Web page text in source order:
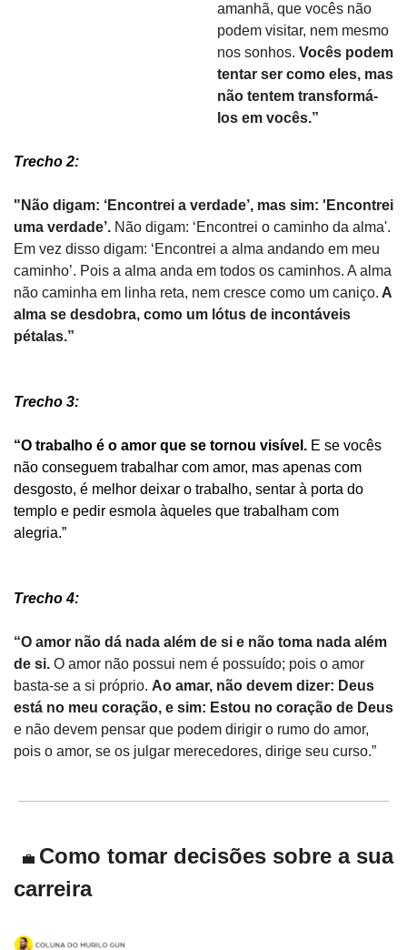
amanhã, que vocês não
podem visitar, nem mesmo
nos sonhos. Vocês podem
tentar ser como eles, mas
não tentem transformá-
los em vocês.”
Trecho 2:
"Não digam: ‘Encontrei a verdade’, mas sim: 'Encontrei
uma verdade’. Não digam: ‘Encontrei o caminho da alma'.
Em vez disso digam: ‘Encontrei a alma andando em meu
caminho’. Pois a alma anda em todos os caminhos. A alma
não caminha em linha reta, nem cresce como um caniço. A
alma se desdobra, como um lótus de incontáveis
pétalas.”
Trecho 3:
“O trabalho é o amor que se tornou visível. E se vocês
não conseguem trabalhar com amor, mas apenas com
desgosto, é melhor deixar o trabalho, sentar à porta do
templo e pedir esmola àqueles que trabalham com
alegria.”
Trecho 4:
“O amor não dá nada além de si e não toma nada além
de si. O amor não possui nem é possuído; pois o amor
basta-se a si próprio. Ao amar, não devem dizer: Deus
está no meu coração, e sim: Estou no coração de Deus
e não devem pensar que podem dirigir o rumo do amor,
pois o amor, se os julgar merecedores, dirige seu curso.”
💼 Como tomar decisões sobre a sua
carreira